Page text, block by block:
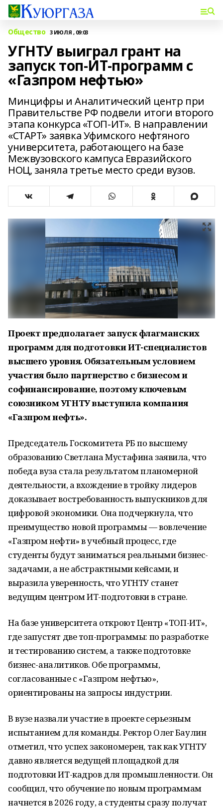
Общество 3 ИЮЛЯ , 09:03
УГНТУ выиграл грант на
запуск топ-ИТ-программ с
«Газпром нефтью»
Минцифры и Аналитический центр при
Правительстве РФ подвели итоги второго
этапа конкурса «ТОП-ИТ». В направлении
«СТАРТ» заявка Уфимского нефтяного
университета, работающего на базе
Межвузовского кампуса Евразийского
НОЦ, заняла третье место среди вузов.
Проект предполагает запуск флагманских
программ для подготовки ИТ-специалистов
высшего уровня. Обязательным условием
участия было партнерство с бизнесом и
софинансирование, поэтому ключевым
союзником УГНТУ выступила компания
«Газпром нефть».
Председатель Госкомитета РБ по высшему
образованию Светлана Мустафина заявила, что
победа вуза стала результатом планомерной
деятельности, а вхождение в тройку лидеров
доказывает востребованность выпускников для
цифровой экономики. Она подчеркнула, что
преимущество новой программы — вовлечение
«Газпром нефти» в учебный процесс, где
студенты будут заниматься реальными бизнес-
задачами, а не абстрактными кейсами, и
выразила уверенность, что УГНТУ станет
ведущим центром ИТ-подготовки в стране.
На базе университета откроют Центр «ТОП-ИТ»,
где запустят две топ-программы: по разработке
и тестированию систем, а также подготовке
бизнес-аналитиков. Обе программы,
согласованные с «Газпром нефтью»,
ориентированы на запросы индустрии.
В вузе назвали участие в проекте серьезным
испытанием для команды. Ректор Олег Баулин
отметил, что успех закономерен, так как УГНТУ
давно является ведущей площадкой для
подготовки ИТ-кадров для промышленности. Он
сообщил, что обучение по новым программам
начнется в 2026 году, а студенты сразу получат